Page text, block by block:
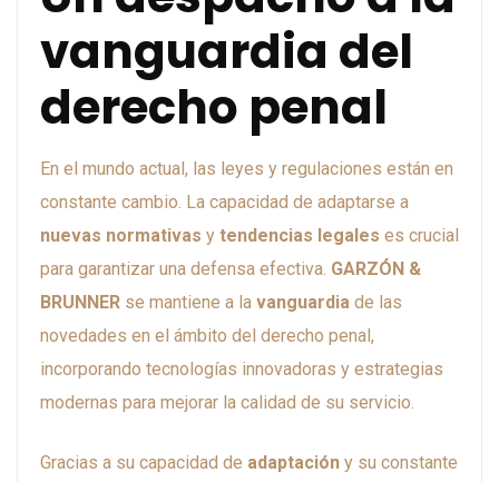
vanguardia del
derecho penal
En el mundo actual, las leyes y regulaciones están en
constante cambio. La capacidad de adaptarse a
nuevas normativas y tendencias legales es crucial
para garantizar una defensa efectiva. GARZÓN &
BRUNNER se mantiene a la vanguardia de las
novedades en el ámbito del derecho penal,
incorporando tecnologías innovadoras y estrategias
modernas para mejorar la calidad de su servicio.
Gracias a su capacidad de adaptación y su constante